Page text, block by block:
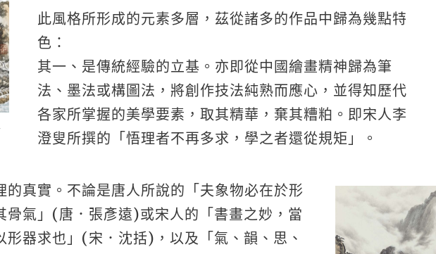
此風格所形成的元素多層，茲從諸多的作品中歸為幾點特
色：
其一、是傳統經驗的立基。亦即從中國繪畫精神歸為筆
法、墨法或構圖法，將創作技法純熟而應心，並得知歷代
各家所掌握的美學要素，取其精華，棄其糟粕。即宋人李
澄叟所撰的「悟理者不再多求，學之者還從規矩」。
的真實。不論是唐人所說的「夫象物必在於形
骨氣」(唐．張彥遠)或宋人的「書畫之妙，當
形器求也」(宋．沈括)，以及「氣、韻、思、